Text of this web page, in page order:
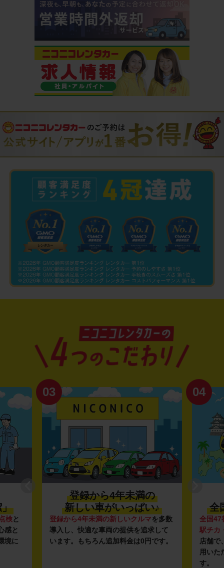
」
検と
感と
境に
03
登録から4年未満の
新しい車がいっぱい♪
登録から4年未満の新しいクルマを多数
導入し、快適な車両の提供を追求して
います。もちろん追加料金は0円です。
04
全
全国47
駅チカ
店舗で
用いた
す。